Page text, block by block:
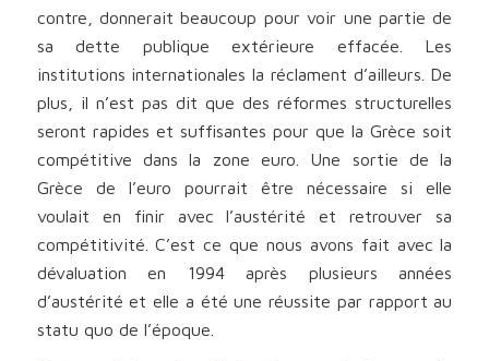
contre, donnerait beaucoup pour voir une partie de
sa dette publique extérieure effacée. Les
institutions internationales la réclament d’ailleurs. De
plus, il n’est pas dit que des réformes structurelles
seront rapides et suffisantes pour que la Grèce soit
compétitive dans la zone euro. Une sortie de la
Grèce de l’euro pourrait être nécessaire si elle
voulait en finir avec l’austérité et retrouver sa
compétitivité. C’est ce que nous avons fait avec la
dévaluation en 1994 après plusieurs années
d’austérité et elle a été une réussite par rapport au
statu quo de l’époque.